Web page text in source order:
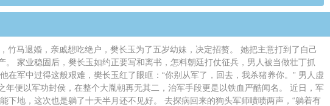
马退婚，亲戚想吃绝户，樊长玉为了五岁幼妹，决定招赘。 她把主意打到了自己
家业稳固后，樊长玉如约正要写和离书，怎料朝廷打仗征兵，男人被当做壮丁抓
军中过得这般艰难，樊长玉红了眼眶：“你别从军了，回去，我杀猪养你。” 男人虚
便以军功封侯，在整个大胤朝再无其二，治军手段更是以铁血严酷闻名。 近日，军
地，这次也是躺了十天半月还不见好。 去探病回来的狗头军师啧啧两声，“躺着有